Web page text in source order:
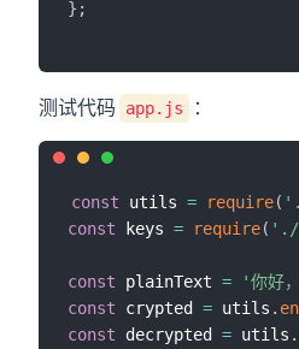
} ;
测试代码 app.js ：
const utils = require(
const keys = require( './
const plainText = '你好
const crypted = utils .
const decrypted = utils .